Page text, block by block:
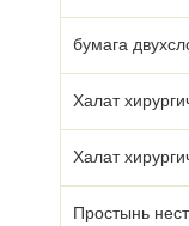
бумага
Халат
Халат
Простынь